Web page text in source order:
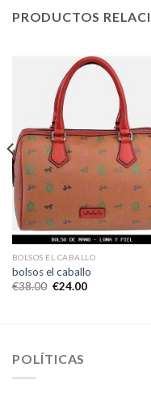
PRODUCTOS
BOLSOS EL CABALLO
bolsos el caballo
€38.00 €24.00
POLÍTICAS